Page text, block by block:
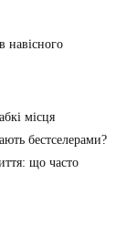
навісного
місця
бестселерами?
що часто